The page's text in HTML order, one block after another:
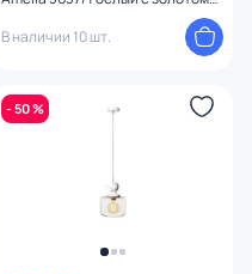
прозрачный хрусталь Strotskis
В наличии 10 шт.
- 50 %